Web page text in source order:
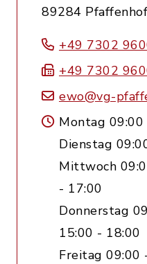
89284
+49 7302
+49 7302
ewo@vg-
Montag
Dienstag
Mittwoch
- 17:00
Donnerstag
15:00 - 18:00
Freitag 09:00